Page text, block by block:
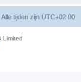
Alle tijden zijn UTC+02:00
Limited